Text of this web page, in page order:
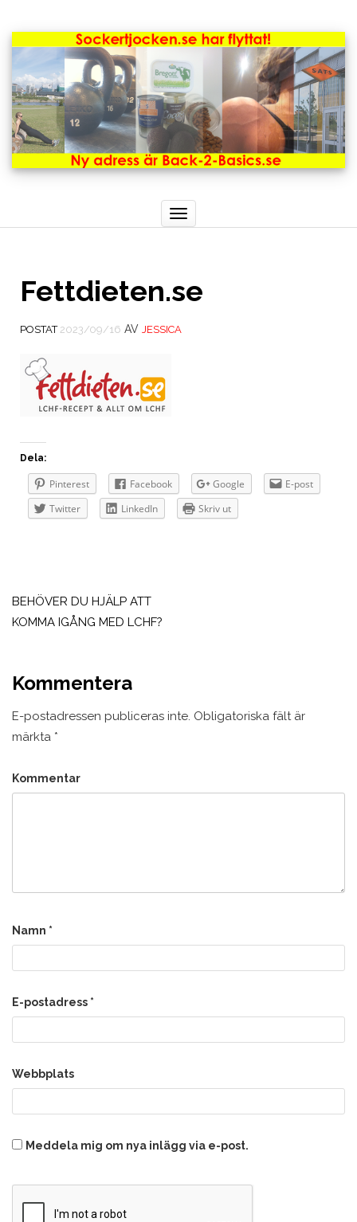
Toggle
navigation
Fettdieten.se
POSTAT 2023/09/16 AV JESSICA
Dela:
Pinterest Facebook Google
E-post
Twitter
LinkedIn Skriv ut
BEHÖVER DU HJÄLP ATT
KOMMA IGÅNG MED LCHF?
Kommentera
E-postadressen publiceras inte. Obligatoriska fält är
märkta *
Kommentar
Namn *
E-postadress *
Webbplats
Meddela mig om nya inlägg via e-post.